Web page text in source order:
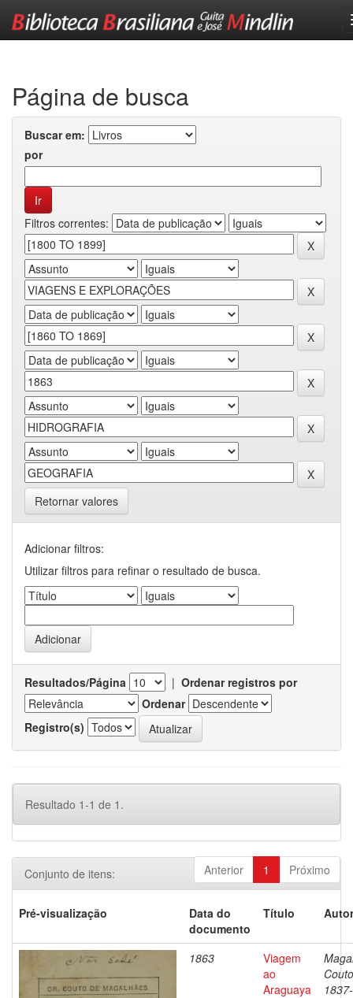
Página de busca
Buscar em:
por
Filtros correntes:
Retornar valores
Adicionar filtros:
Utilizar filtros para refinar o resultado de busca.
Resultados/Página | Ordenar registros por
Ordenar
Registro(s)
Resultado 1-1 de 1.
Anterior 1 Próximo
Conjunto de itens:
Pré-visualização
Data do
documento
Título
1863
Viagem
ao
Araguaya